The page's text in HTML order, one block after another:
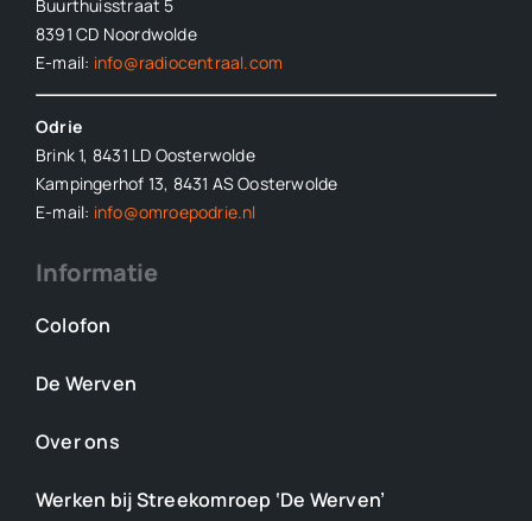
Buurthuisstraat 5
8391 CD Noordwolde
E-mail: info@radiocentraal.com
Odrie
Brink 1, 8431 LD Oosterwolde
Kampingerhof 13, 8431 AS Oosterwolde
E-mail: info@omroepodrie.nl
Informatie
Colofon
De Werven
Over ons
Werken bij Streekomroep ‘De Werven’